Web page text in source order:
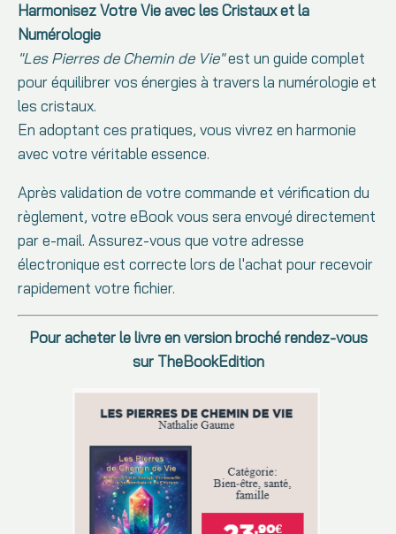
Harmonisez Votre Vie avec les Cristaux et la
Numérologie
"Les Pierres de Chemin de Vie"est un guide complet
pour équilibrer vos énergies à travers la numérologie et
les cristaux.
En adoptant ces pratiques, vous vivrez en harmonie
avec votre véritable essence.
Après validation de votre commande et vérification du
règlement, votre eBook vous sera envoyé directement
par e-mail. Assurez-vous que votre adresse
électronique est correcte lors de l'achat pour recevoir
rapidement votre fichier.
Pour acheter le livre en version broché rendez-vous
sur TheBookEdition